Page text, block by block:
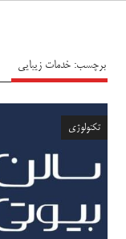
برچسب: خدمات زیبایی
تکنولوژی